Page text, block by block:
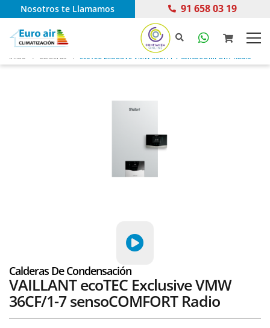
Nosotros te Llamamos 91 658 03 19
Inicio Calderas ecoTEC Exclusive VMW 36CF/1-7 sensoCOMFORT Radio
Calderas De Condensación
VAILLANT ecoTEC Exclusive VMW
36CF/1-7 sensoCOMFORT Radio